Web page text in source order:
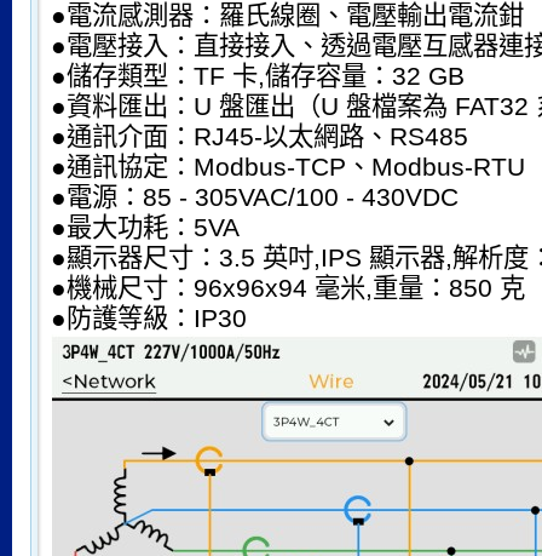
●電流感測器：羅氏線圈、電壓輸出電流鉗
●電壓接入：直接接入、透過電壓互感器連
●儲存類型：TF 卡,儲存容量：32 GB
●資料匯出：U 盤匯出（U 盤檔案為 FAT32
●通訊介面：RJ45-以太網路、RS485
●通訊協定：Modbus-TCP、Modbus-RTU
●電源：85 - 305VAC/100 - 430VDC
●最大功耗：5VA
●顯示器尺寸：3.5 英吋,IPS 顯示器,解析度
●機械尺寸：96x96x94 毫米,重量：850 克
●防護等級：IP30